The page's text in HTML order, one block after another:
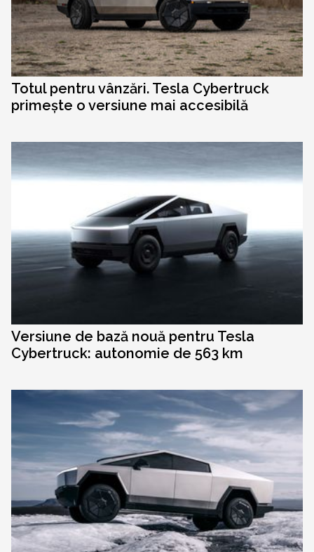
Totul pentru vânzări. Tesla Cybertruck
primește o versiune mai accesibilă
Versiune de bază nouă pentru Tesla
Cybertruck: autonomie de 563 km